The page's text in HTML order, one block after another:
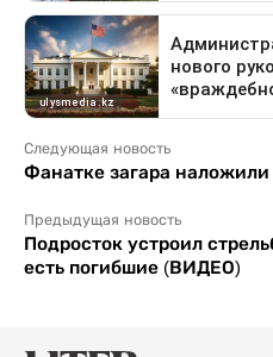
Следующая новость
Фанатке загара
Предыдущая новость
Подросток устроил
есть погибшие (ВИДЕО)